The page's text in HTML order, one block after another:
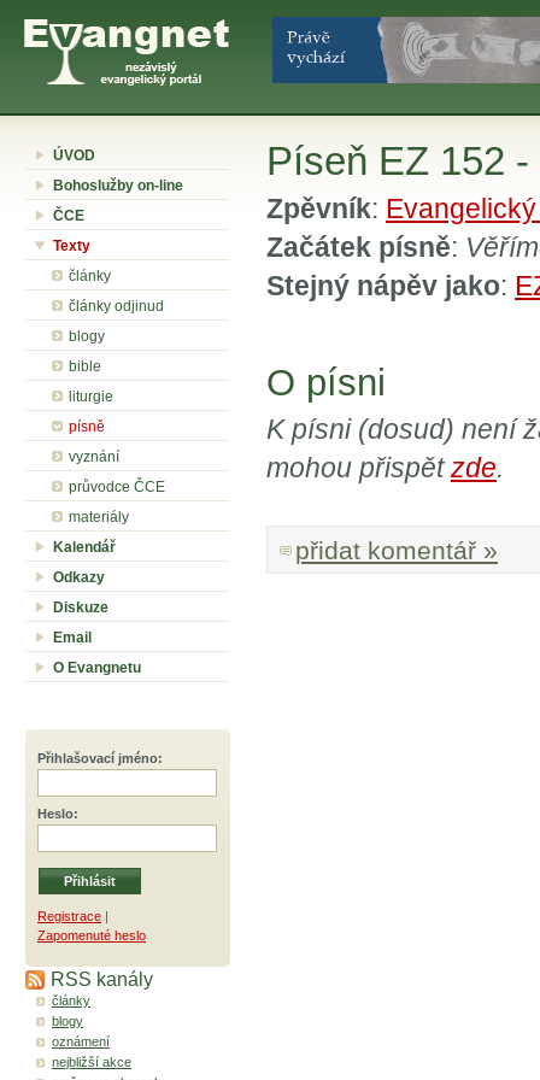
ÚVOD
Bohoslužby on-line
ČCE
Texty
články
články odjinud
blogy
bible
liturgie
písně
vyznání
průvodce ČCE
materiály
Kalendář
Odkazy
Diskuze
Email
O Evangnetu
Přihlašovací jméno:
Heslo:
Registrace |
Zapomenuté heslo
RSS kanály
články
blogy
oznámení
nejbližší akce
Píseň EZ 152
Zpěvník:
Začátek písně:
Stejný nápěv jako:
O písni
K písni (dosud) není
mohou přispětzde.
přidat komentář »